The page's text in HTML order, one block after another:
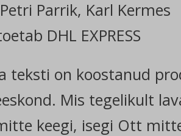
Parrik, Karl Kermes
DHL EXPRESS
teksti on koostanud
Mis tegelikult
keegi, isegi Ott